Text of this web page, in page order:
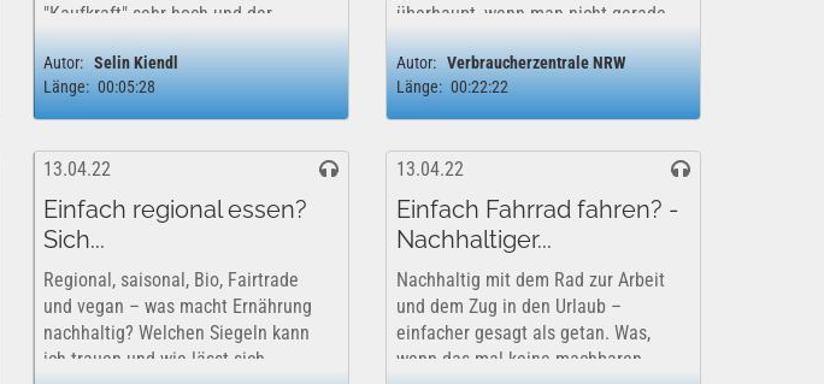
"Kaufkraft" sehr hoch und der
Einzelhandel einen besonderen
Umsatz macht. Aber sollte die
Weihnachtszeit nicht eigentlich für
Besinnlichkeit stehen, für Liebe?
Mit...
Autor: Selin Kiendl
Länge: 00:05:28
überhaupt, wenn man nicht gerade
einen Zero-Waste-Laden um die
Ecke hat? Und lässt sich Müll auch
außerhalb vom Einkauf vermeiden?
Wir haben Tipps für...
Autor: Verbraucherzentrale NRW
Länge: 00:22:22
13.04.22
Einfach regional essen?
Sich...
Regional, saisonal, Bio, Fairtrade
und vegan – was macht Ernährung
nachhaltig? Welchen Siegeln kann
ich trauen und wie lässt sich
13.04.22
Einfach Fahrrad fahren? -
Nachhaltiger...
Nachhaltig mit dem Rad zur Arbeit
und dem Zug in den Urlaub –
einfacher gesagt als getan. Was,
wenn das mal keine machbaren